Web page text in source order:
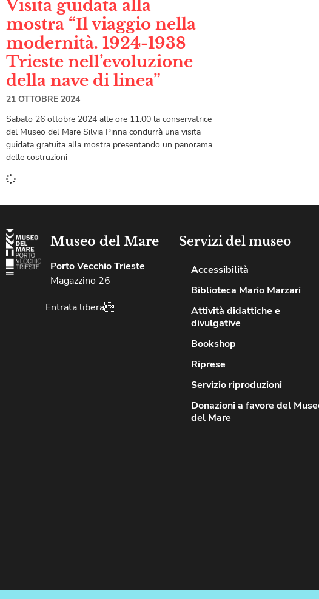
Visita guidata alla
mostra “Il viaggio nella
modernità. 1924-1938
Trieste nell’evoluzione
della nave di linea”
21 OTTOBRE 2024
Sabato 26 ottobre 2024 alle ore 11.00 la conservatrice
del Museo del Mare Silvia Pinna condurrà una visita
guidata gratuita alla mostra presentando un panorama
delle costruzioni
Museo del Mare
Porto Vecchio Trieste
Magazzino 26
Entrata libera
Servizi del museo
Accessibilità
Biblioteca Mario Marzari
Attività didattiche e
divulgative
Bookshop
Riprese
Servizio riproduzioni
Donazioni a favore del
del Mare